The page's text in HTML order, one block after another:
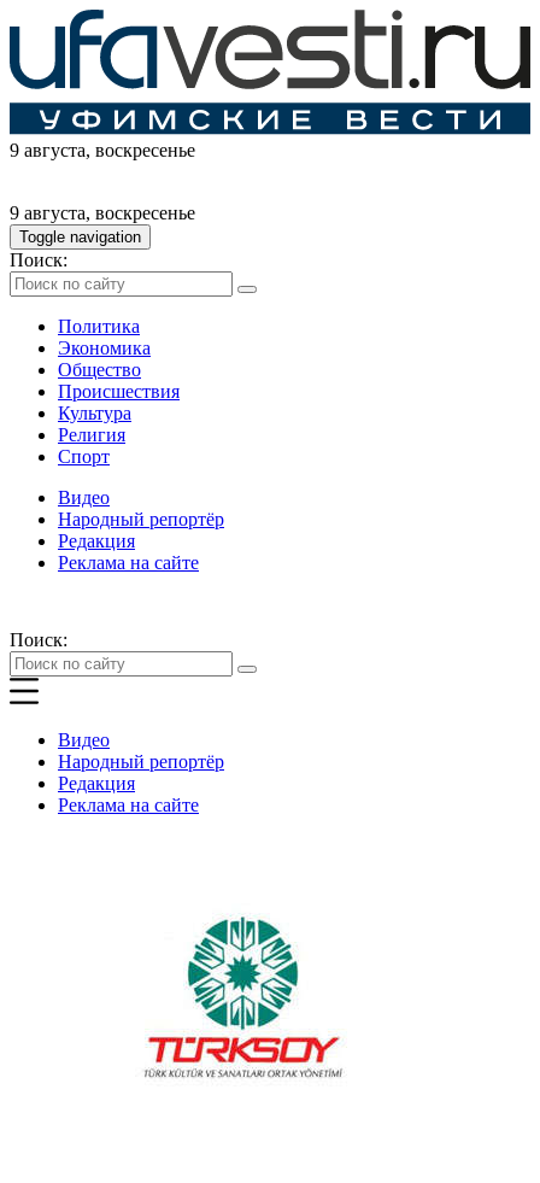
9 августа, воскресенье
9 августа, воскресенье
Toggle navigation
Поиск:
Политика
Экономика
Общество
Происшествия
Культура
Религия
Спорт
Видео
Народный репортёр
Редакция
Реклама на сайте
Поиск:
Видео
Народный репортёр
Редакция
Реклама на сайте